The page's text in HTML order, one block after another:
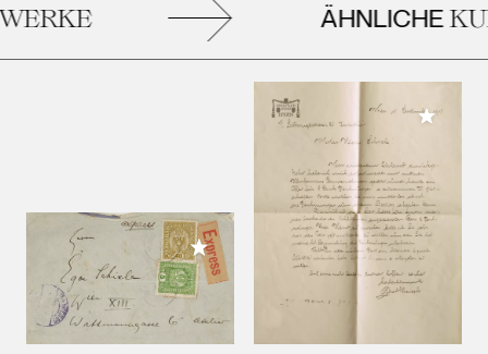
ÄHNLICHE
Meiner Sammlung hinzufügen
Meiner